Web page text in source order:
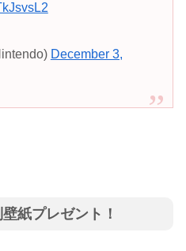
December 3,
紙プレゼント！